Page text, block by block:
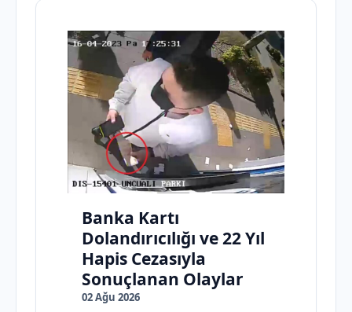
Banka Kartı
Dolandırıcılığı ve 22 Yıl
Hapis Cezasıyla
Sonuçlanan Olaylar
02 Ağu 2026